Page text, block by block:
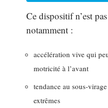
Ce dispositif n’est
notamment :
accélération vive qui
motricité à l’avant
tendance au sous-
extrêmes